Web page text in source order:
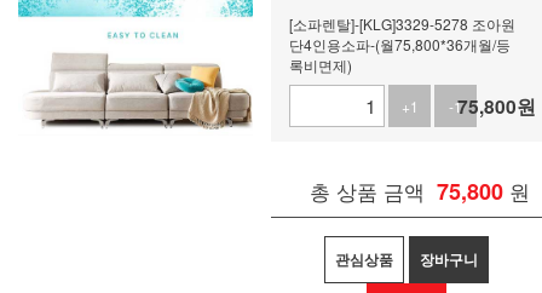
[소파렌탈]-[KLG]3329-5278 조아원
단4인용소파-(월75,800*36개월/등
록비면제)
+1
-175,800원
총 상품 금액 75,800 원
관심상품 장바구니